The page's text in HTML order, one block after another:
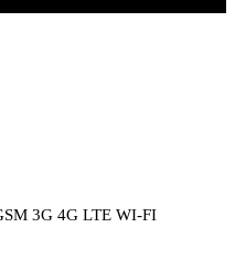
3G 4G LTE WI-FI